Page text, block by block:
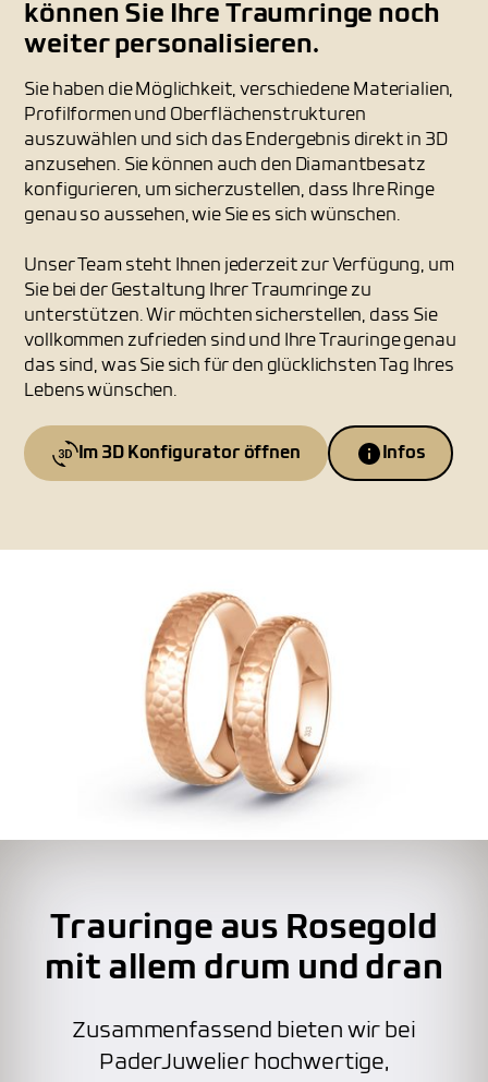
können Sie Ihre Traumringe noch
weiter personalisieren.
Sie haben die Möglichkeit, verschiedene Materialien,
Profilformen und Oberflächenstrukturen
auszuwählen und sich das Endergebnis direkt in 3D
anzusehen. Sie können auch den Diamantbesatz
konfigurieren, um sicherzustellen, dass Ihre Ringe
genau so aussehen, wie Sie es sich wünschen.
Unser Team steht Ihnen jederzeit zur Verfügung, um
Sie bei der Gestaltung Ihrer Traumringe zu
unterstützen. Wir möchten sicherstellen, dass Sie
vollkommen zufrieden sind und Ihre Trauringe genau
das sind, was Sie sich für den glücklichsten Tag Ihres
Lebens wünschen.
Im 3D Konfigurator öffnen Infos
Trauringe aus Rosegold
mit allem drum und dran
Zusammenfassend bieten wir bei
PaderJuwelier hochwertige,